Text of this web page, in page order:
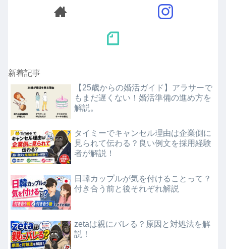
新着記事
【25歳からの婚活ガイド】アラサーで
もまだ遅くない！婚活準備の進め方を
解説。
タイミーでキャンセル理由は企業側に
見られて伝わる？良い例文を採用経験
者が解説！
日韓カップルが気を付けることって？
付き合う前と後それぞれ解説
zetaは親にバレる？原因と対処法を解
説！